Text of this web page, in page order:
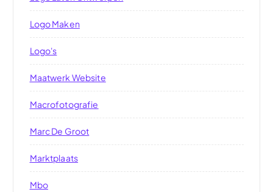
Logo Maken
Logo's
Maatwerk Website
Macrofotografie
Marc De Groot
Marktplaats
Mbo